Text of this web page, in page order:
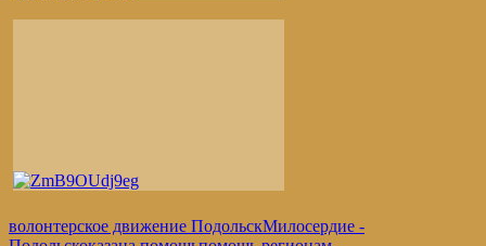
волонтерское движение ПодольскМилосердие -